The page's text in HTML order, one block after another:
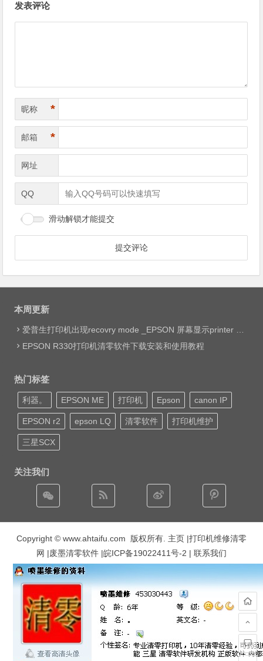
发表评论
昵称 *
邮箱 *
网址
QQ
滑动解锁才能提交
本周更新
爱普生打印机出现recovry mode _EPSON 屏幕显示printer mode set jig网络远程维修
EPSON R330打印机清零软件下载安装和使用教程
热门标签
利器。 EPSON ME 打印机 Epson canon IP
EPSON r2 epson LQ 清零软件 打印机维护
三星SCX
关注我们
Copyright © www.ahtaifu.com 版权所有. 主页 |打印机维修清零
网 |废墨清零软件 |皖ICP备19022411号-2 | 联系我们